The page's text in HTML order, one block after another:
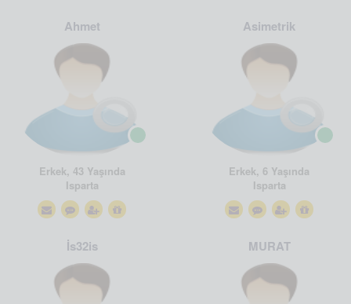
Ahmet
Erkek, 43 Yaşında
Isparta
Asimetrik
Erkek, 6 Yaşında
Isparta
İs32is MURAT